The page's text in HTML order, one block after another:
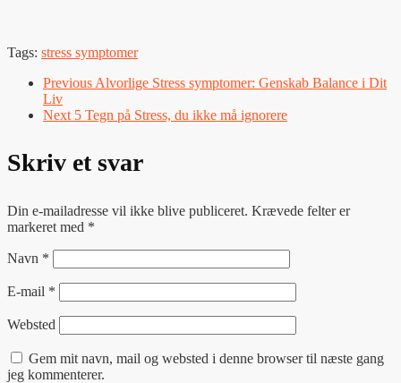
Tags: stress symptomer
Previous Alvorlige Stress symptomer: Genskab Balance i Dit
Liv
Next 5 Tegn på Stress, du ikke må ignorere
Skriv et svar
Din e-mailadresse vil ikke blive publiceret. Krævede felter er
markeret med *
Navn *
E-mail *
Websted
Gem mit navn, mail og websted i denne browser til næste gang
jeg kommenterer.